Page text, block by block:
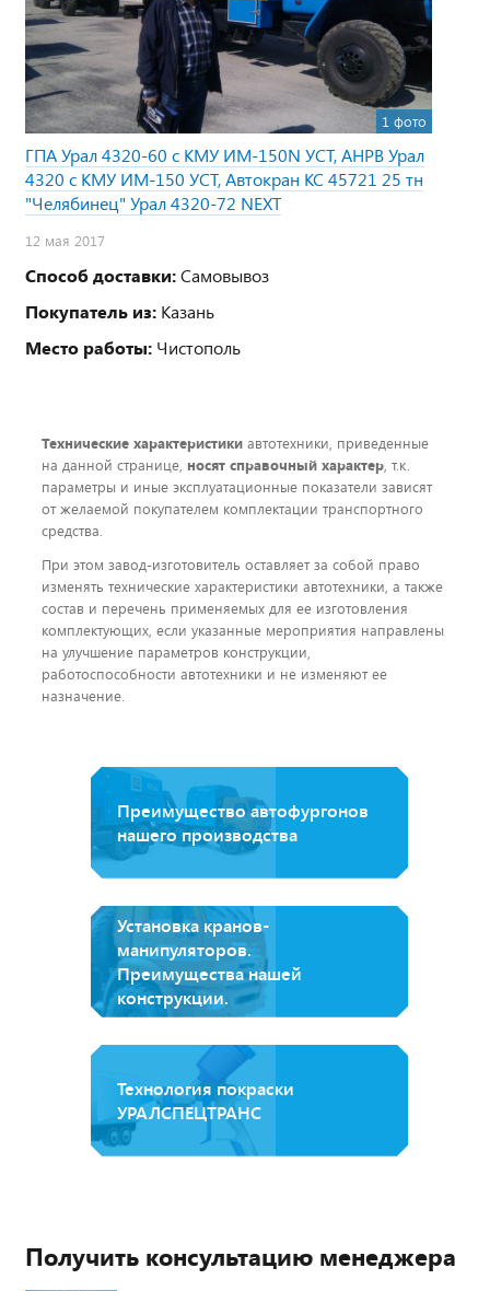
1 фото
ГПА Урал 4320-60 с КМУ ИМ-150N УСТ, АНРВ Урал
4320 с КМУ ИМ-150 УСТ, Автокран КС 45721 25 тн
"Челябинец" Урал 4320-72 NEXT
12 мая 2017
Способ доставки:Самовывоз
Покупатель из: Казань
Место работы: Чистополь
Технические характеристики автотехники, приведенные
на данной странице, носят справочный характер, т.к.
параметры и иные эксплуатационные показатели зависят
от желаемой покупателем комплектации транспортного
средства.
При этом завод-изготовитель оставляет за собой право
изменять технические характеристики автотехники, а также
состав и перечень применяемых для ее изготовления
комплектующих, если указанные мероприятия направлены
на улучшение параметров конструкции,
работоспособности автотехники и не изменяют ее
назначение.
Преимущество автофургонов
нашего производства
Установка кранов-
манипуляторов.
Преимущества нашей
конструкции.
Технология покраски
УРАЛСПЕЦТРАНС
Получить консультацию менеджера